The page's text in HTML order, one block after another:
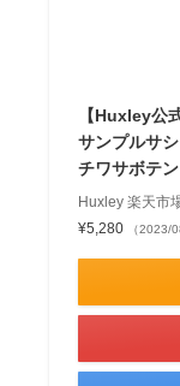
【Huxley公
サンプルサ
チワサボテ
Huxley 楽天市
¥5,280
（2023/